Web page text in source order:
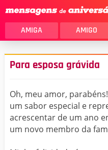
AMIGA AMIGO
Para esposa grávida
Oh, meu amor,
um sabor especial e
acrescentar de um ano
um novo membro da